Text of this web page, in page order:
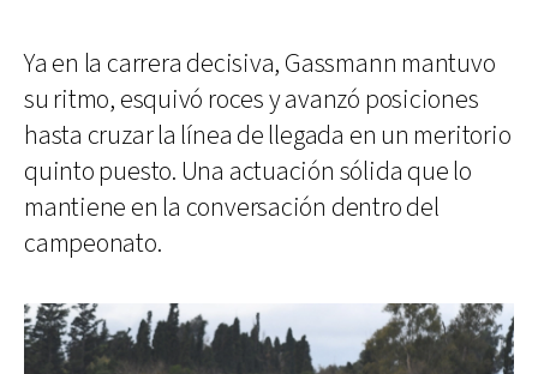
Ya en la carrera decisiva, Gassmann mantuvo
su ritmo, esquivó roces y avanzó posiciones
hasta cruzar la línea de llegada en un meritorio
quinto puesto. Una actuación sólida que lo
mantiene en la conversación dentro del
campeonato.